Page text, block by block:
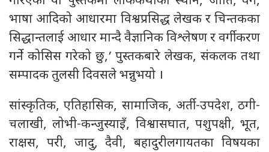
भाषा आदिको आधारमा विश्वप्रसिद्ध लेखक र चिन्तकका
सिद्धान्तलाई आधार मान्दै वैज्ञानिक विश्लेषण र वर्गीकरण
गर्ने कोसिस गरेको छु,’ पुस्तकबारे लेखक, संकलक तथा
सम्पादक तुलसी दिवसले भन्नुभयो ।
सांस्कृतिक, एतिहासिक, सामाजिक, अर्ती-उपदेश, ठगी-
चलाखी, लोभी-कन्जुस्याइँ, विश्वासघात, पशुपक्षी, भूत,
राक्षस, परी, जादु, दैवी, बहादुरीलगायतका विषयका